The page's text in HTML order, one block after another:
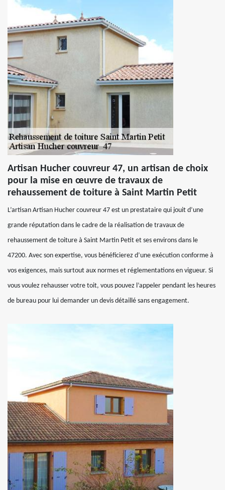
Artisan Hucher couvreur 47, un artisan de choix
pour la mise en œuvre de travaux de
rehaussement de toiture à Saint Martin Petit
L’artisan Artisan Hucher couvreur 47 est un prestataire qui jouit d’une
grande réputation dans le cadre de la réalisation de travaux de
rehaussement de toiture à Saint Martin Petit et ses environs dans le
47200. Avec son expertise, vous bénéficierez d’une exécution conforme à
vos exigences, mais surtout aux normes et réglementations en vigueur. Si
vous voulez rehausser votre toit, vous pouvez l’appeler pendant les heures
de bureau pour lui demander un devis détaillé sans engagement.